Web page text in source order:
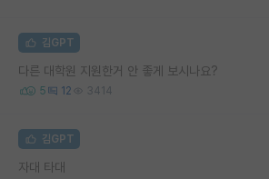
김GPT
다른 대학원 지원한거 안 좋게 보시나요?
5 12 3414
김GPT
자대 타대